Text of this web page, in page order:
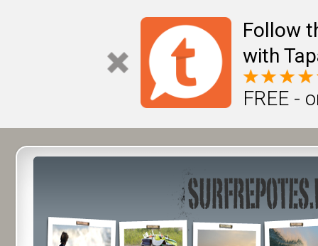
Follow
with
FREE -